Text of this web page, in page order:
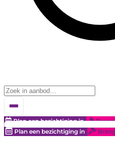
Plan een bezichtiging in Breng
Plan een bezichtiging in